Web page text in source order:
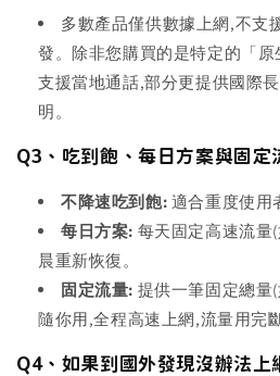
多數產品僅供數據上網,不支
發。除非您購買的是特定的「
支援當地通話,部分更提供國際
明。
Q3、吃到飽、每日方案與固定
不降速吃到飽: 適合重度使用
每日方案: 每天固定高速流量
晨重新恢復。
固定流量: 提供一筆固定總量
隨你用,全程高速上網,流量用完斷
Q4、如果到國外發現沒辦法上